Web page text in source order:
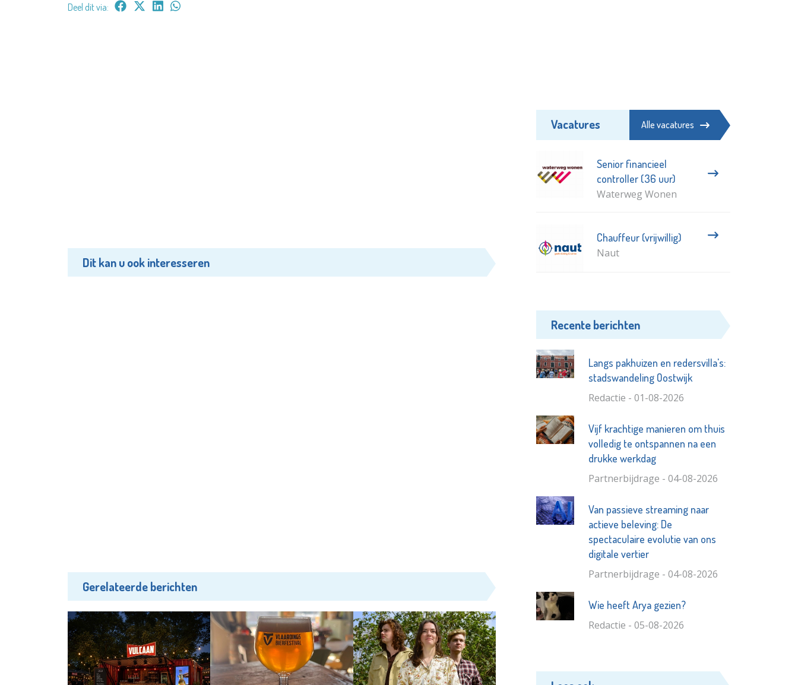
Deel dit via:
Dit kan u ook interesseren
Gerelateerde berichten
Vacatures Alle vacatures
Senior financieel
controller (36 uur)
Waterweg Wonen
Chauffeur (vrijwillig)
Naut
Recente berichten
Langs pakhuizen en redersvilla's:
stadswandeling Oostwijk
Redactie - 01-08-2026
Vijf krachtige manieren om thuis
volledig te ontspannen na een
drukke werkdag
Partnerbijdrage - 04-08-2026
Van passieve streaming naar
actieve beleving: De
spectaculaire evolutie van ons
digitale vertier
Partnerbijdrage - 04-08-2026
Wie heeft Arya gezien?
Redactie - 05-08-2026